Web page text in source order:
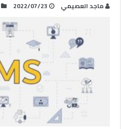
ماجد العصيمي 2022/07/23